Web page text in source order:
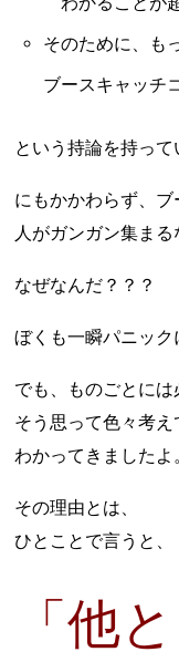
そのために、も
ブースキャッチ
という持論を持って
にもかかわらず、
人がガンガン集まる
なぜなんだ？？？
ぼくも一瞬パニック
でも、ものごとには
そう思って色々考
わかってきましたよ
その理由とは、
ひとことで言うと、
「他